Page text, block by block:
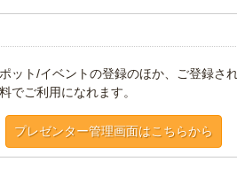
ット/イベントの登録のほか、ご登録さ
でご利用になれます。
プレゼンター管理画面はこちらから